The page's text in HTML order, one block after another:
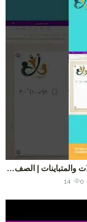
| الصف…
14